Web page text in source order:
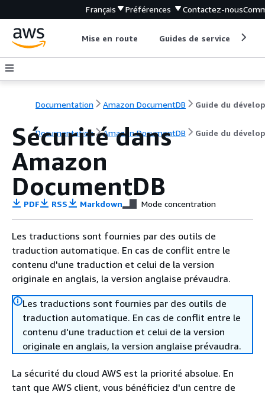
Français Préférences Contactez-nous
Mise en route Guides de service
Documentation Amazon DocumentDB
Documentation Amazon DocumentDB Guide du
Sécurité dans
Amazon
DocumentDB
PDF RSS Markdown Mode concentration
Les traductions sont fournies par des outils de
traduction automatique. En cas de conflit entre le
contenu d'une traduction et celui de la version
originale en anglais, la version anglaise prévaudra.
Les traductions sont fournies par des outils de
traduction automatique. En cas de conflit entre le
contenu d'une traduction et celui de la version
originale en anglais, la version anglaise prévaudra.
La sécurité du cloud AWS est la priorité absolue. En
tant que AWS client, vous bénéficiez d'un centre de